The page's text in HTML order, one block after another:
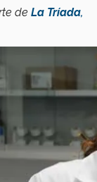
de La Tríada,